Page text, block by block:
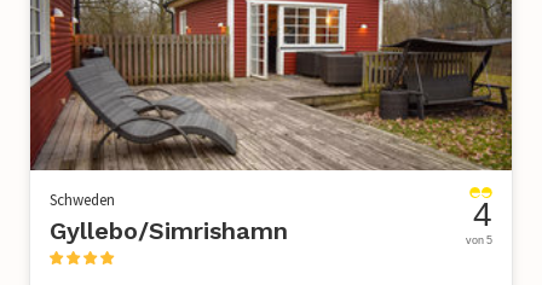
Schweden
Gyllebo/Simrishamn 4
von 5